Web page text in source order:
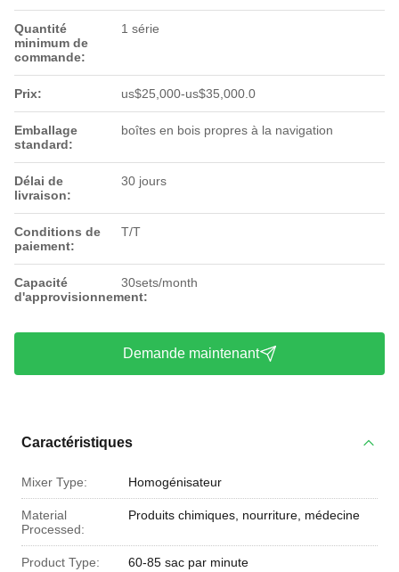
Quantité
minimum de
commande:
1 série
Prix: us$25,000-us$35,000.0
Emballage
standard:
boîtes en bois propres à la navigation
Délai de
livraison:
30 jours
Conditions de
paiement:
T/T
Capacité
d'approvisionnement:
30sets/month
Demande maintenant
Caractéristiques
Mixer Type: Homogénisateur
Material
Processed:
Produits chimiques, nourriture, médecine
Product Type: 60-85 sac par minute